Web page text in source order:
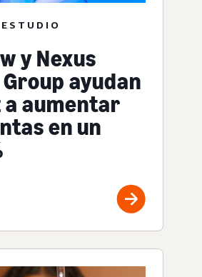
y Nexus
ayudan
a aumentar
en un